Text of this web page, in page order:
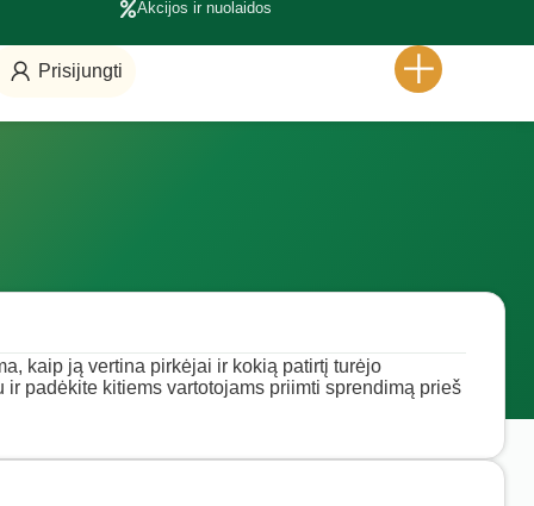
Akcijos ir nuolaidos
Prisijungti
kaip ją vertina pirkėjai ir kokią patirtį turėjo
padėkite kitiems vartotojams priimti sprendimą prieš